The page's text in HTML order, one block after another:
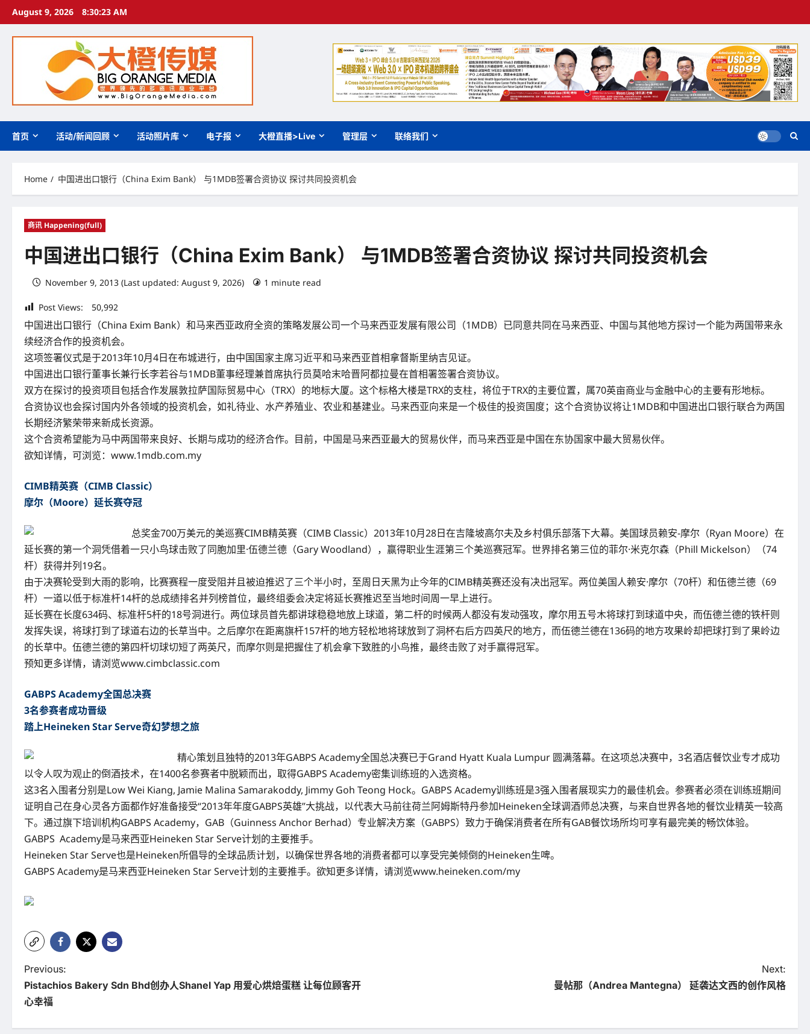
Skip
content
August 9, 2026 8:30:24 AM
首页 活动/新闻回顾 活动照片库 电子报 大橙直播>Live 管理层 联络我们
Home 中国进出口银行（China Exim Bank） 与1MDB签署合资协议 探讨共同投资机会
商讯 Happening(full)
中国进出口银行（China Exim Bank） 与1MDB签署合资协议 探讨共同投资机会
November 9, 2013 (Last updated: August 9, 2026) 1 minute read
Post Views: 50,992
中国进出口银行（China Exim Bank）和马来西亚政府全资的策略发展公司一个马来西亚发展有限公司（1MDB）已同意共同在马来西亚、中国与其他地方探讨一个能为两国带来永
续经济合作的投资机会。
这项签署仪式是于2013年10月4日在布城进行，由中国国家主席习近平和马来西亚首相拿督斯里纳吉见证。
中国进出口银行董事长兼行长李若谷与1MDB董事经理兼首席执行员莫哈末哈晋阿都拉曼在首相署签署合资协议。
双方在探讨的投资项目包括合作发展敦拉萨国际贸易中心（TRX）的地标大厦。这个标格大楼是TRX的支柱，将位于TRX的主要位置，属70英亩商业与金融中心的主要有形地标。
合资协议也会探讨国内外各领域的投资机会，如礼待业、水产养殖业、农业和基建业。马来西亚向来是一个极佳的投资国度；这个合资协议将让1MDB和中国进出口银行联合为两国
长期经济繁荣带来新成长资源。
这个合资希望能为马中两国带来良好、长期与成功的经济合作。目前，中国是马来西亚最大的贸易伙伴，而马来西亚是中国在东协国家中最大贸易伙伴。
欲知详情，可浏览：www.1mdb.com.my
CIMB精英赛（CIMB Classic）
摩尔（Moore）延长赛夺冠
总奖金700万美元的美巡赛CIMB精英赛（CIMB Classic）2013年10月28日在吉隆坡高尔夫及乡村俱乐部落下大幕。美国球员赖安-摩尔（Ryan Moore）在
延长赛的第一个洞凭借着一只小鸟球击败了同胞加里·伍德兰德（Gary Woodland），赢得职业生涯第三个美巡赛冠军。世界排名第三位的菲尔·米克尔森（Phill Mickelson）（74
杆）获得并列19名。
由于决赛轮受到大雨的影响，比赛赛程一度受阻并且被迫推迟了三个半小时，至周日天黑为止今年的CIMB精英赛还没有决出冠军。两位美国人赖安·摩尔（70杆）和伍德兰德（69
杆）一道以低于标准杆14杆的总成绩排名并列榜首位，最终组委会决定将延长赛推迟至当地时间周一早上进行。
延长赛在长度634码、标准杆5杆的18号洞进行。两位球员首先都讲球稳稳地放上球道，第二杆的时候两人都没有发动强攻，摩尔用五号木将球打到球道中央，而伍德兰德的铁杆则
发挥失误，将球打到了球道右边的长草当中。之后摩尔在距离旗杆157杆的地方轻松地将球放到了洞杯右后方四英尺的地方，而伍德兰德在136码的地方攻果岭却把球打到了果岭边
的长草中。伍德兰德的第四杆切球切短了两英尺，而摩尔则是把握住了机会拿下致胜的小鸟推，最终击败了对手赢得冠军。
预知更多详情，请浏览www.cimbclassic.com
GABPS Academy全国总决赛
3名参赛者成功晋级
踏上Heineken Star Serve奇幻梦想之旅
精心策划且独特的2013年GABPS Academy全国总决赛已于Grand Hyatt Kuala Lumpur 圆满落幕。在这项总决赛中，3名酒店餐饮业专才成功
以令人叹为观止的倒酒技术，在1400名参赛者中脱颖而出，取得GABPS Academy密集训练班的入选资格。
这3名入围者分别是Low Wei Kiang, Jamie Malina Samarakoddy, Jimmy Goh Teong Hock。GABPS Academy训练班是3强入围者展现实力的最佳机会。参赛者必须在训练班期间
证明自己在身心灵各方面都作好准备接受“2013年年度GABPS英雄”大挑战，以代表大马前往荷兰阿姆斯特丹参加Heineken全球调酒师总决赛，与来自世界各地的餐饮业精英一较高
下。通过旗下培训机构GABPS Academy，GAB（Guinness Anchor Berhad）专业解决方案（GABPS）致力于确保消费者在所有GAB餐饮场所均可享有最完美的畅饮体验。
GABPS Academy是马来西亚Heineken Star Serve计划的主要推手。
Heineken Star Serve也是Heineken所倡导的全球品质计划，以确保世界各地的消费者都可以享受完美倾倒的Heineken生啤。
GABPS Academy是马来西亚Heineken Star Serve计划的主要推手。欲知更多详情，请浏览www.heineken.com/my
P
o
Previous:
Pistachios Bakery Sdn Bhd创办人Shanel Yap 用爱心烘焙蛋糕 让每位顾客开
心幸福
Next:
曼帖那（Andrea Mantegna） 延袭达文西的创作风格